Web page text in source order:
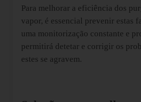
Para melhorar a eficiência dos
vapor, é essencial prevenir estas
uma monitorização constante e
permitirá detetar e corrigir os
estes se agravem.